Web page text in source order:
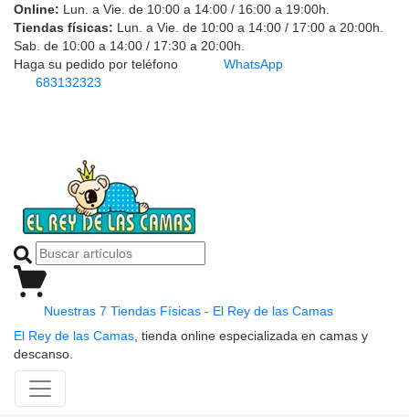
Online: Lun. a Vie. de 10:00 a 14:00 / 16:00 a 19:00h.
Tiendas físicas: Lun. a Vie. de 10:00 a 14:00 / 17:00 a 20:00h.
Sab. de 10:00 a 14:00 / 17:30 a 20:00h.
Haga su pedido por teléfono
683132323
WhatsApp
Nuestras 7 Tiendas Físicas - El Rey de las Camas
El Rey de las Camas , tienda online especializada en camas y
descanso.